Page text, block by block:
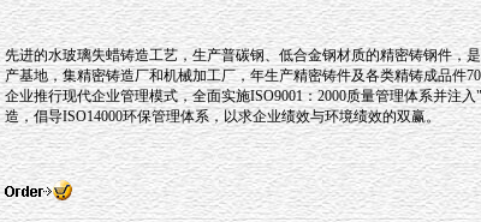
先进的水玻璃失蜡铸造工艺，生产普碳钢、低合金钢材质的精密铸钢件，
产基地，集精密铸造厂和机械加工厂，年生产精密铸件及各类精铸成品件
企业推行现代企业管理模式，全面实施ISO9001：2000质量管理体系并注
造，倡导ISO14000环保管理体系，以求企业绩效与环境绩效的双赢。